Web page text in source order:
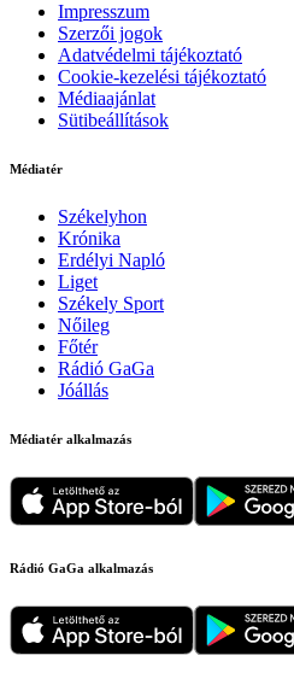
Impresszum
Szerzői jogok
Adatvédelmi tájékoztató
Cookie-kezelési tájékoztató
Médiaajánlat
Sütibeállítások
Médiatér
Székelyhon
Krónika
Erdélyi Napló
Liget
Székely Sport
Nőileg
Főtér
Rádió GaGa
Jóállás
Médiatér alkalmazás
Rádió GaGa alkalmazás